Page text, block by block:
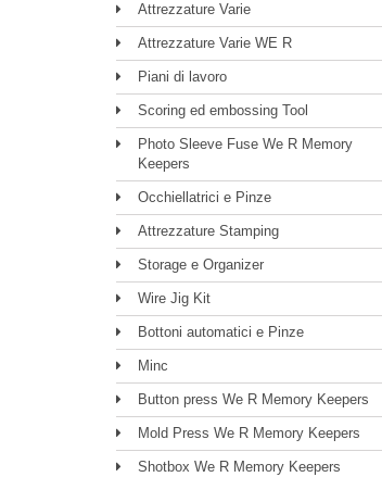
Attrezzature Varie
Attrezzature Varie WE R
Piani di lavoro
Scoring ed embossing Tool
Photo Sleeve Fuse We R Memory
Keepers
Occhiellatrici e Pinze
Attrezzature Stamping
Storage e Organizer
Wire Jig Kit
Bottoni automatici e Pinze
Minc
Button press We R Memory Keepers
Mold Press We R Memory Keepers
Shotbox We R Memory Keepers